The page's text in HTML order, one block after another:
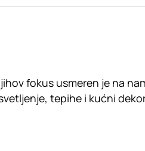
fokus usmeren je na
tepihe i kućni